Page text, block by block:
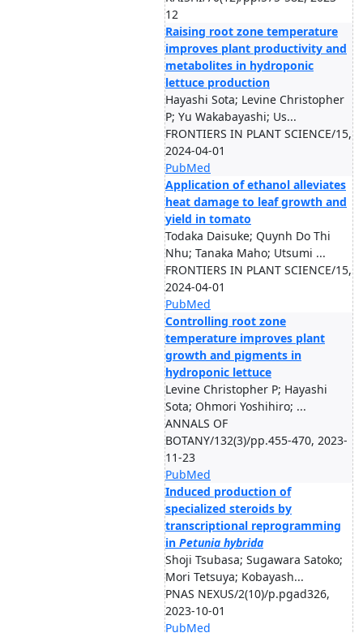
12
Raising root zone temperature
improves plant productivity and
metabolites in hydroponic
lettuce production
Hayashi Sota; Levine Christopher
P; Yu Wakabayashi; Us...
FRONTIERS IN PLANT SCIENCE/15,
2024-04-01
PubMed
Application of ethanol alleviates
heat damage to leaf growth and
yield in tomato
Todaka Daisuke; Quynh Do Thi
Nhu; Tanaka Maho; Utsumi ...
FRONTIERS IN PLANT SCIENCE/15,
2024-04-01
PubMed
Controlling root zone
temperature improves plant
growth and pigments in
hydroponic lettuce
Levine Christopher P; Hayashi
Sota; Ohmori Yoshihiro; ...
ANNALS OF
BOTANY/132(3)/pp.455-470, 2023-
11-23
PubMed
Induced production of
specialized steroids by
transcriptional reprogramming
in Petunia hybrida
Shoji Tsubasa; Sugawara Satoko;
Mori Tetsuya; Kobayash...
PNAS NEXUS/2(10)/p.pgad326,
2023-10-01
PubMed